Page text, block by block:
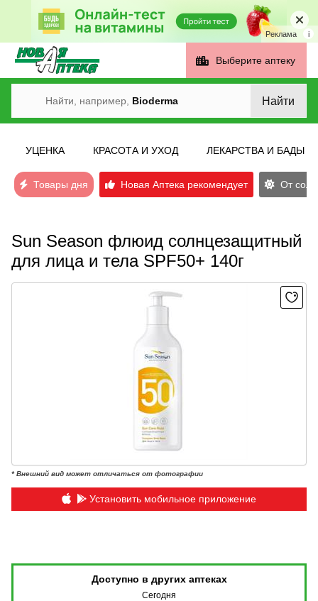
Реклама i
Выберите аптеку
Найти, например, Bioderma Найти
УЦЕНКА КРАСОТА И УХОД ЛЕКАРСТВА И БАДЫ
Товары дня Новая Аптека рекомендует От
Sun Season флюид солнцезащитный
для лица и тела SPF50+ 140г
* Внешний вид может отличаться от фотографии
Установить мобильное приложение
Доступно в других аптеках
Сегодня